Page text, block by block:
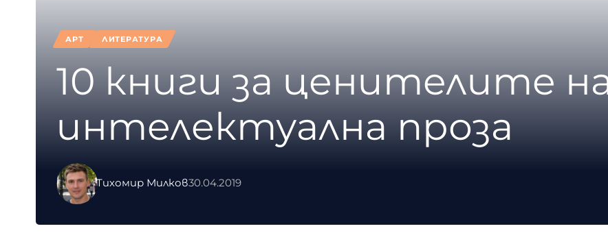
АРТ ЛИТЕРАТУРА
10 книги за ценителите
интелектуална проза
Тихомир Милков30.04.2019